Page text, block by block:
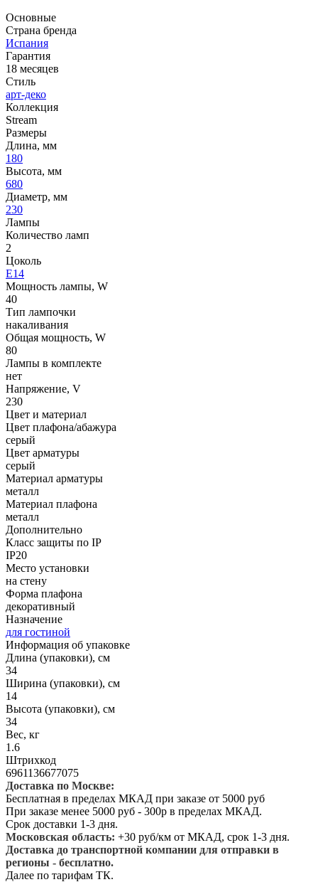
Основные
Страна бренда
Испания
Гарантия
18 месяцев
Стиль
арт-деко
Коллекция
Stream
Размеры
Длина, мм
180
Высота, мм
680
Диаметр, мм
230
Лампы
Количество ламп
2
Цоколь
E14
Мощность лампы, W
40
Тип лампочки
накаливания
Общая мощность, W
80
Лампы в комплекте
нет
Напряжение, V
230
Цвет и материал
Цвет плафона/абажура
серый
Цвет арматуры
серый
Материал арматуры
металл
Материал плафона
металл
Дополнительно
Класс защиты по IP
IP20
Место установки
на стену
Форма плафона
декоративный
Назначение
для гостиной
Информация об упаковке
Длина (упаковки), см
34
Ширина (упаковки), см
14
Высота (упаковки), см
34
Вес, кг
1.6
Штрихкод
6961136677075
Доставка по Москве:
Бесплатная в пределах МКАД при заказе от 5000 руб
При заказе менее 5000 руб - 300р в пределах МКАД.
Срок доставки 1-3 дня.
Московская область: +30 руб/км от МКАД, срок 1-3 дня.
Доставка до транспортной компании для отправки в
регионы - бесплатно.
Далее по тарифам ТК.